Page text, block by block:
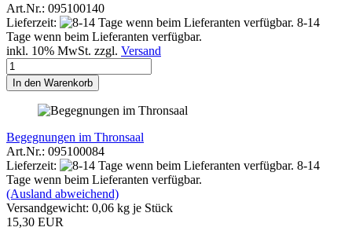
Art.Nr.: 095100140
Lieferzeit:
8-14
Tage wenn beim Lieferanten verfügbar.
inkl. 10% MwSt. zzgl. Versand
In den Warenkorb
Begegnungen im Thronsaal
Art.Nr.: 095100084
Lieferzeit:
8-14
Tage wenn beim Lieferanten verfügbar.
(Ausland abweichend)
Versandgewicht: 0,06 kg je Stück
15,30 EUR